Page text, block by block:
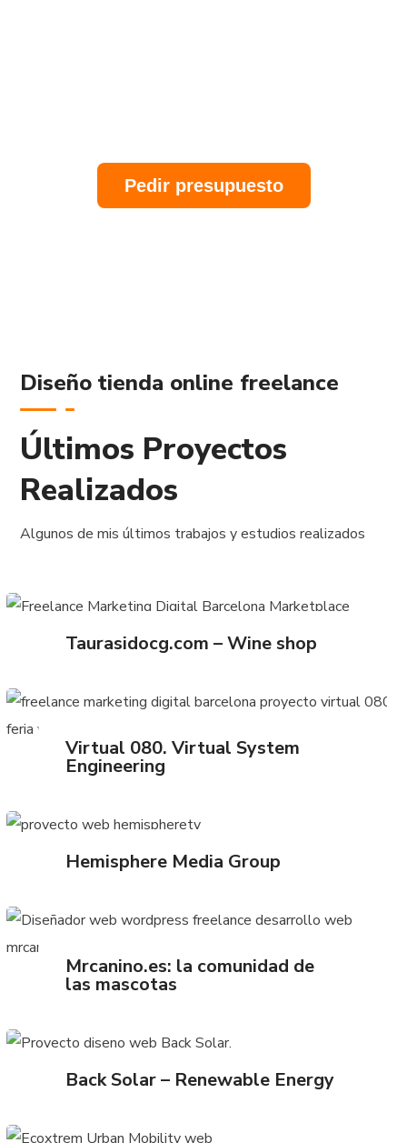
Pedir presupuesto
Diseño tienda online freelance
Últimos Proyectos
Realizados
Algunos de mis últimos trabajos y estudios realizados
Taurasidocg.com – Wine shop
Virtual 080. Virtual System
Engineering
Hemisphere Media Group
Mrcanino.es: la comunidad de
las mascotas
Back Solar – Renewable Energy